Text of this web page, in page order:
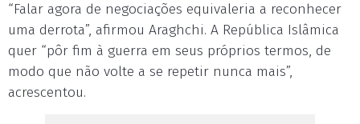
“Falar agora de negociações equivaleria a reconhecer
uma derrota”, afirmou Araghchi. A República Islâmica
quer “pôr fim à guerra em seus próprios termos, de
modo que não volte a se repetir nunca mais”,
acrescentou.